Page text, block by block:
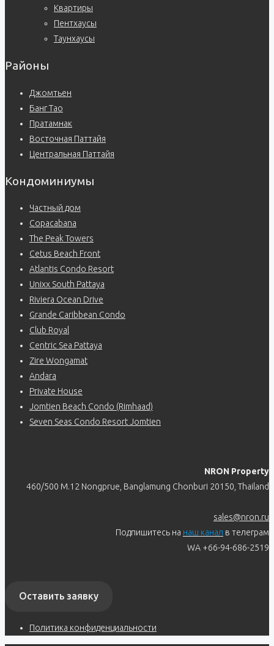
Квартиры
Пентхаусы
Таунхаусы
Районы
Джомтьен
Банг Тао
Пратамнак
Восточная Паттайя
Центральная Паттайя
Кондоминиумы
Частный дом
Copacabana
The Peak Towers
Cetus Beach Front
Atlantis Condo Resort
Unixx South Pattaya
Riviera Ocean Drive
Grande Caribbean Condo
Club Royal
Centric Sea Pattaya
Zire Wongamat
Andara
Private House
Jomtien Beach Condo (Rimhaad)
Seven Seas Condo Resort Jomtien
NRON Property
460/500 M.12 Nongprue, Banglamung Chonburi 20150, Thailand
sales@nron.ru
Подпишитесь на наш канал в телеграм
WA +66-94-686-2519
Оставить заявку
Политика конфиденциальности